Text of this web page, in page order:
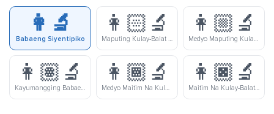
👩‍🔬
Babaeng Siyentipiko
👩🏻‍🔬
Maputing Kulay-Balat Na Babaeng Siyentipiko
👩🏼‍🔬
Medyo Maputing Kulay-Balat Na Babaeng Siyentipiko
👩🏽‍🔬
Kayumangging Babaeng Siyentipiko
👩🏾‍🔬
Medyo Maitim Na Kulay-Balat Na Babaeng Siyentipiko
👩🏿‍🔬
Maitim Na Kulay-Balat Na Babaeng Siyentipiko